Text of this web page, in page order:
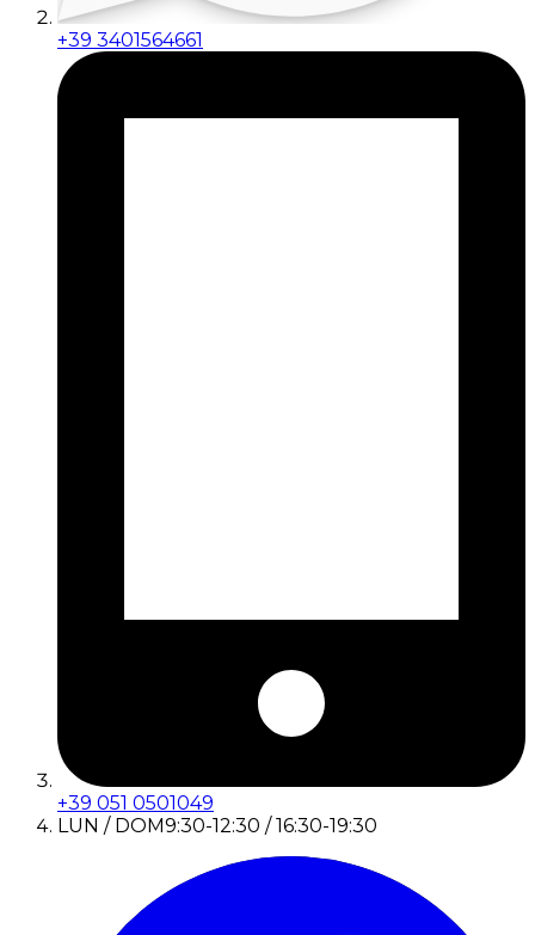
+39 3401564661
+39 051 0501049
LUN / DOM9:30-12:30 / 16:30-19:30